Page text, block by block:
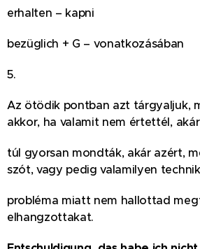
erhalten – kapni
bezüglich + G – vonatkozásában
5.
Az ötödik pontban azt tárgyaljuk,
akkor, ha valamit nem értettél,
túl gyorsan mondták, akár azért,
szót, vagy pedig valamilyen
probléma miatt nem hallottad
elhangzottakat.